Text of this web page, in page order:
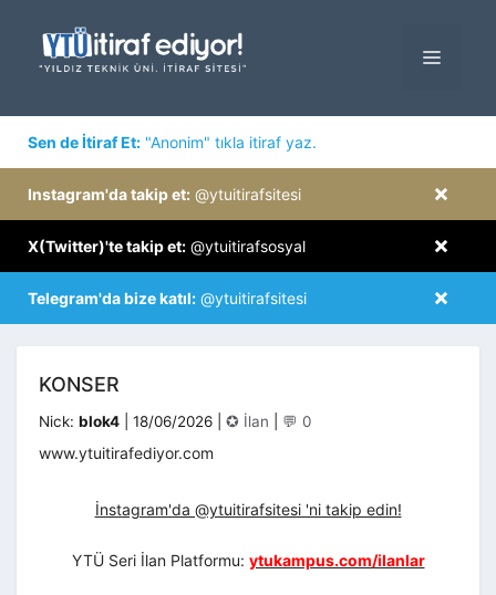
MENÜ
Sen de İtiraf Et: "Anonim" tıkla itiraf yaz.
×
Instagram'da takip et: @ytuitirafsitesi
×
X(Twitter)'te takip et: @ytuitirafsosyal
×
Telegram'da bize katıl: @ytuitirafsitesi
KONSER
Nick: blok4 18/06/2026 Kategoriler
✪ İlan 💬 0
www.ytuitirafediyor.com
İnstagram'da @ytuitirafsitesi 'ni takip edin!
YTÜ Seri İlan Platformu: ytukampus.com/ilanlar